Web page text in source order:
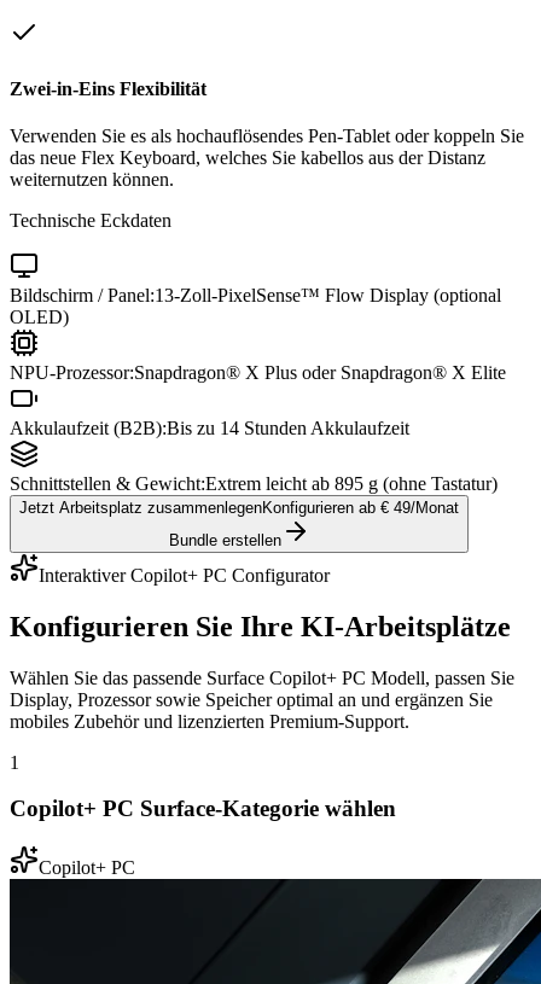
Zwei-in-Eins Flexibilität
Verwenden Sie es als hochauflösendes Pen-Tablet oder koppeln Sie
das neue Flex Keyboard, welches Sie kabellos aus der Distanz
weiternutzen können.
Technische Eckdaten
Bildschirm / Panel:13-Zoll-PixelSense™ Flow Display (optional
OLED)
NPU-Prozessor:Snapdragon® X Plus oder Snapdragon® X Elite
Akkulaufzeit (B2B):Bis zu 14 Stunden Akkulaufzeit
Schnittstellen & Gewicht:Extrem leicht ab 895 g (ohne Tastatur)
Jetzt Arbeitsplatz zusammenlegenKonfigurieren ab € 49/Monat
Bundle erstellen
Interaktiver Copilot+ PC Configurator
Konfigurieren Sie Ihre KI-Arbeitsplätze
Wählen Sie das passende Surface Copilot+ PC Modell, passen Sie
Display, Prozessor sowie Speicher optimal an und ergänzen Sie
mobiles Zubehör und lizenzierten Premium-Support.
1
Copilot+ PC Surface-Kategorie wählen
Copilot+ PC